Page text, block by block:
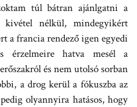
túl bátran ajánlgatni a
nélkül, mindegyikért
a francia rendező igen egyedi
érzelmeire hatva mesél a
és nem utolsó sorban
a drog kerül a fókuszba az
olyannyira hatásos, hogy